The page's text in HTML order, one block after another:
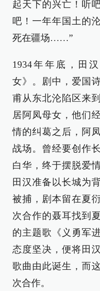
起天下的兴亡！听
吧！一年年国土的
死在疆场……”
1934年年底，田
女》。剧中，爱国
甫从东北沦陷区来
居阿凤母女，他们
情的纠葛之后，阿
战场。曾经要创作
白华，终于摆脱爱
田汉准备以长城为
被捕，剧本留在夏
次合作的聂耳找到
的主题歌《义勇军
态度坚决，便将田
歌曲由此诞生，而
次合作。